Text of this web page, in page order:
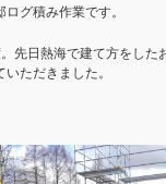
グ積み作業です。
先日熱海で建て方をした
ただきました。